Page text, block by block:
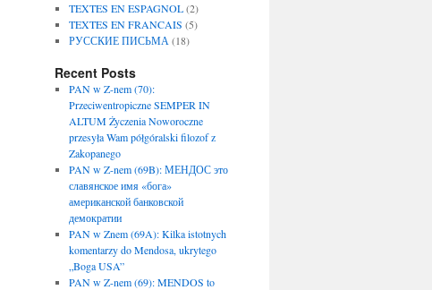
TEXTES EN ESPAGNOL(2)
TEXTES EN FRANCAIS (5)
РУССКИЕ ПИСЬМА (18)
Recent Posts
PAN w Z-nem (70):
Przeciwentropiczne SEMPER IN
ALTUM Życzenia Noworoczne
przesyła Wam półgóralski filozof z
Zakopanego
PAN w Z-nem (69B): МЕНДОС это
славянское имя «бога»
американской банковской
демократии
PAN w Znem (69A): Kilka istotnych
komentarzy do Mendosa, ukrytego
„Boga USA”
PAN w Z-nem (69): MENDOS to